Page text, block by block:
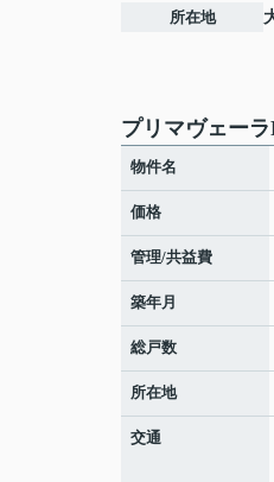
所在地
プリマヴェー
物件名
価格
管理/共益費
築年月
総戸数
所在地
交通